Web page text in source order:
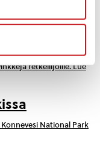
keskeiset tiedot
retkeilijöille. Lue
National Park